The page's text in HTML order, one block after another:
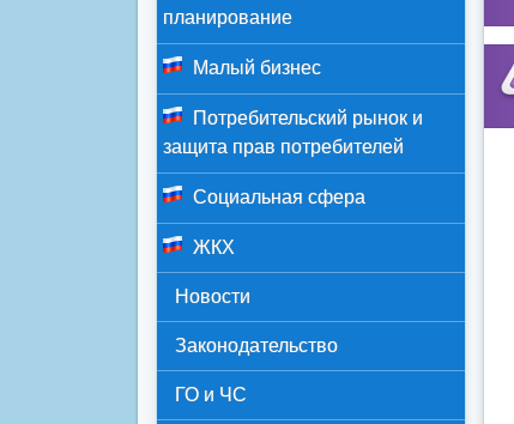
планирование
Малый бизнес
Потребительский рынок и
защита прав потребителей
Социальная сфера
ЖКХ
Новости
Законодательство
ГО и ЧС